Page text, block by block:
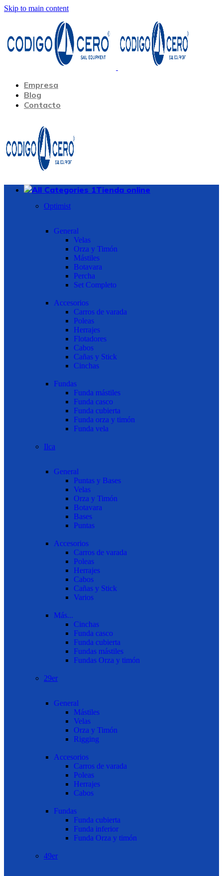
Skip to main content
Empresa
Blog
Contacto
Tienda online
Optimist
General
Velas
Orza y Timón
Mástiles
Botavara
Percha
Set Completo
Accesorios
Carros de varada
Poleas
Herrajes
Flotadores
Cabos
Cañas y Stick
Cinchas
Fundas
Funda mástiles
Funda casco
Funda cubierta
Funda orza y timón
Funda vela
Ilca
General
Puntas y Bases
Velas
Orza y Timón
Botavara
Bases
Puntas
Accesorios
Carros de varada
Poleas
Herrajes
Cabos
Cañas y Stick
Varios
Más...
Cinchas
Funda casco
Funda cubierta
Fundas mástiles
Fundas Orza y timón
29er
General
Mástiles
Velas
Orza y Timón
Rigging
Accesorios
Carros de varada
Poleas
Herrajes
Cabos
Fundas
Funda cubierta
Funda inferior
Funda Orza y timón
49er